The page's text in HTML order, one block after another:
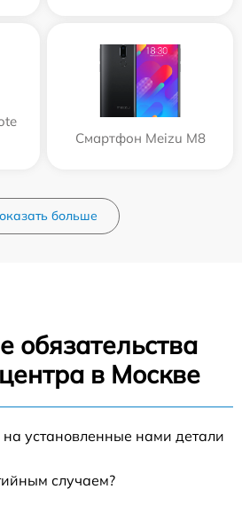
Смартфон Meizu M8
больше
обязательства
в Москве
на установленные нами детали
случаем?